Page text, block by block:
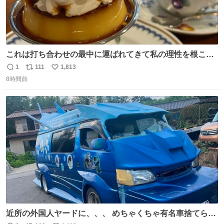
これは打ち合わせの最中に運ばれてきて私の理性を根こそ
ぎ奪い去ったプリンの写真です。
返
信
1
リ
ポ
ト
数
111
い
数
1,813
8時間前
近所の外国人ヤードに、、、 めちゃくちゃ有名車捨てられ